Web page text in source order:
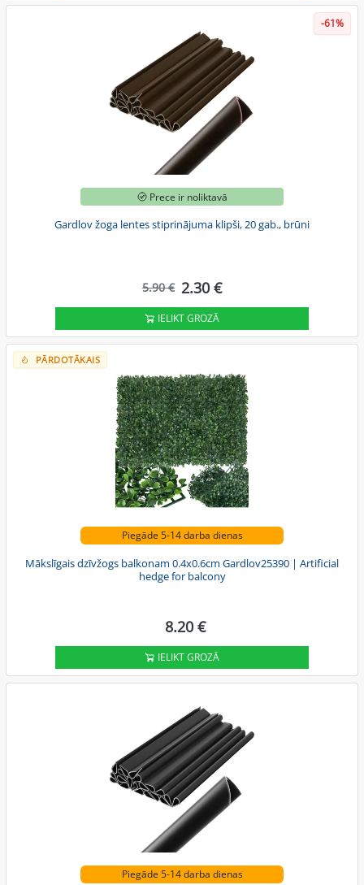
-61%
Prece ir noliktavā
Gardlov žoga lentes stiprinājuma klipši, 20 gab., brūni
5.90 € 2.30 €
IELIKT GROZĀ
PĀRDOTĀKAIS
Piegāde 5-14 darba dienas
Mākslīgais dzīvžogs balkonam 0.4x0.6cm Gardlov25390 | Artificial
hedge for balcony
8.20 €
IELIKT GROZĀ
Piegāde 5-14 darba dienas